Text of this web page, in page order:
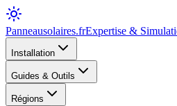
Panneausolaires.frExpertise &
Installation
Guides & Outils
Régions